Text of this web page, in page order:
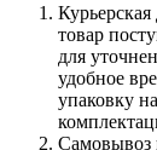
Курьерская
товар
для
удобное
упаковку
Самовывоз